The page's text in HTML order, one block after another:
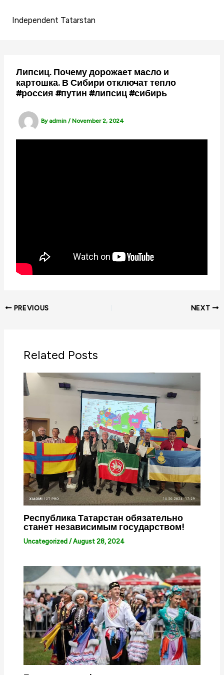
Independent Tatarstan
Липсиц. Почему дорожает масло и
картошка. В Сибири отключат тепло
#россия #путин #липсиц #сибирь
By admin/ November 2, 2024
PREVIOUS NEXT
Related Posts
Республика Татарстан обязательно
станет независимым государством!
Uncategorized /August 28, 2024